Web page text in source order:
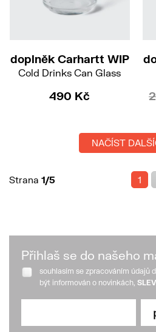
doplněk Carhartt WIP
Cold Drinks Can Glass
490 Kč
NAČÍST
Strana 1/5 1
Přihlaš se do našeho
souhlasím se zpracováním údajů
být informován o novinkách,